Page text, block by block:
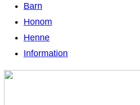
Barn
Honom
Henne
Information